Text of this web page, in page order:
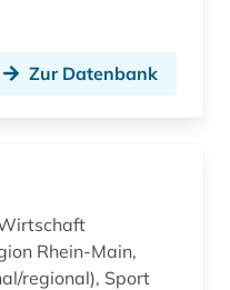
Zur Datenbank
Rhein-Main,
regional), Sport